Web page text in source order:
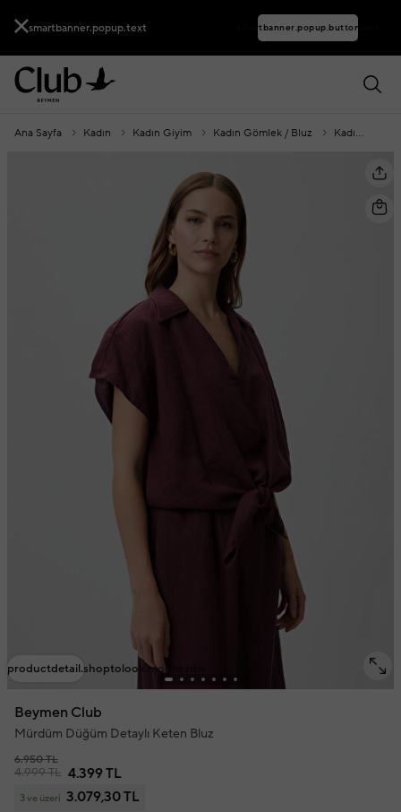
smartbanner.popup.text smartbanner.popup.buttontext
Ana Sayfa Kadın Kadın Giyim Kadın Gömlek / Bluz Kadın Bluz
productdetail.shoptolook.mobile.title
Beymen Club
Mürdüm Düğüm Detaylı Keten Bluz
6.950 TL
4.999 TL 4.399 TL
3 ve üzeri 3.079,30 TL